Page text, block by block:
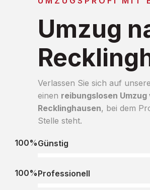
Umzug
Verlassen Sie sich auf
einen reibungslosen
Recklinghausen, bei dem
Stelle steht.
Günstig
100%
Professionell
100%